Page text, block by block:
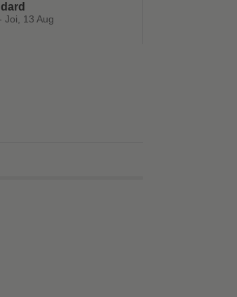
Joi, 13 Aug